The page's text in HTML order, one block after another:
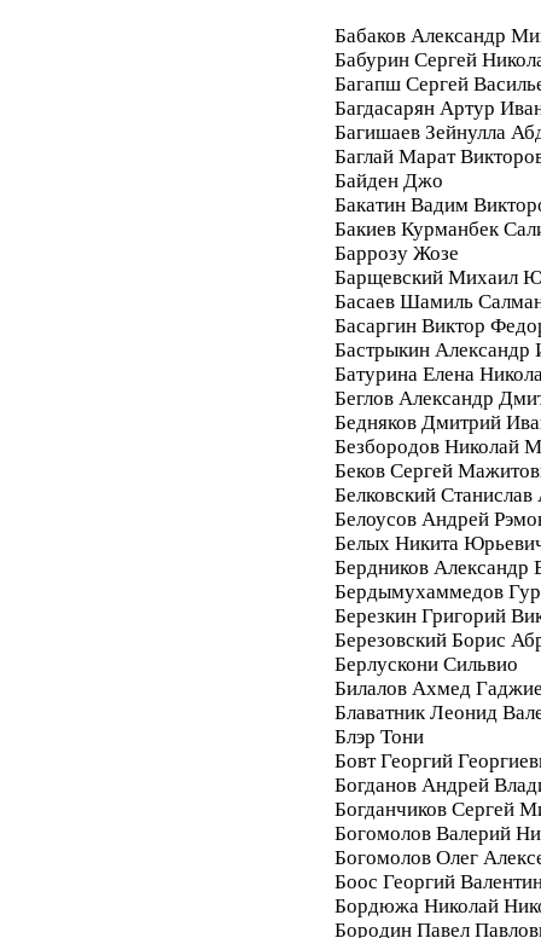
Бабаков Александр
Бабурин Сергей
Багапш Сергей
Багдасарян Артур
Багишаев Зейнулла
Баглай Марат
Байден Джо
Бакатин Вадим
Бакиев Курманбек
Баррозу Жозе
Барщевский Михаил
Басаев Шамиль
Басаргин Виктор
Бастрыкин Александр
Батурина Елена
Беглов Александр
Бедняков Дмитрий
Безбородов Николай
Беков Сергей
Белковский
Белоусов Андрей
Белых Никита
Бердников Александр
Бердымухаммедов
Березкин Григорий
Березовский Борис
Берлускони Сильвио
Билалов Ахмед
Блаватник Леонид
Блэр Тони
Бовт Георгий
Богданов Андрей
Богданчиков Сергей
Богомолов Валерий
Богомолов Олег
Боос Георгий
Бордюжа Николай
Бородин Павел